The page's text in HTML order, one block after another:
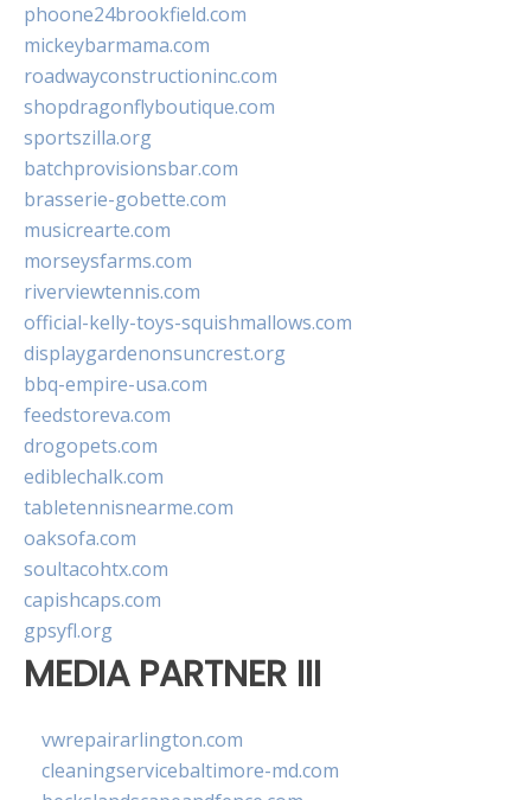
phoone24brookfield.com
mickeybarmama.com
roadwayconstructioninc.com
shopdragonflyboutique.com
sportszilla.org
batchprovisionsbar.com
brasserie-gobette.com
musicrearte.com
morseysfarms.com
riverviewtennis.com
official-kelly-toys-squishmallows.com
displaygardenonsuncrest.org
bbq-empire-usa.com
feedstoreva.com
drogopets.com
ediblechalk.com
tabletennisnearme.com
oaksofa.com
soultacohtx.com
capishcaps.com
gpsyfl.org
MEDIA PARTNER III
vwrepairarlington.com
cleaningservicebaltimore-md.com